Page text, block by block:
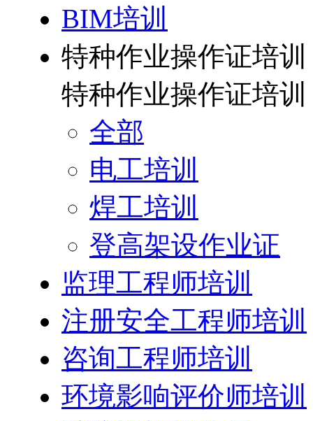
BIM培训
特种作业操作证培训
特种作业操作证培训
全部
电工培训
焊工培训
登高架设作业证
监理工程师培训
注册安全工程师培训
咨询工程师培训
环境影响评价师培训